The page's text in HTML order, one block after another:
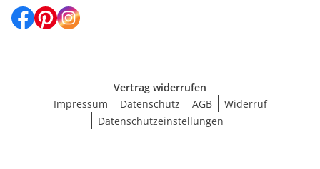
Vertrag widerrufen
Impressum
Datenschutz AGB
Widerruf
Datenschutzeinstellungen